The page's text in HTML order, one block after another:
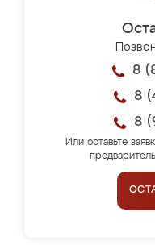
8
8
8
Или оставьте